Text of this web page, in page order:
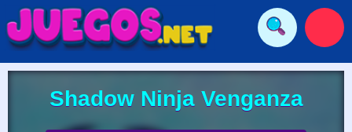
Shadow Ninja Venganza